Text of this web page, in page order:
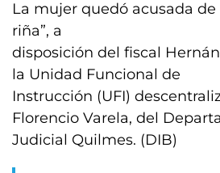
La mujer quedó acusada
riña”, a
disposición del fiscal
la Unidad Funcional de
Instrucción (UFI)
Florencio Varela, del
Judicial Quilmes. (DIB)